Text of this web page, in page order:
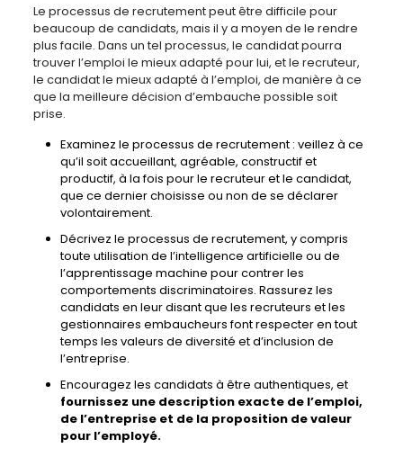
Le processus de recrutement peut être difficile pour
beaucoup de candidats, mais il y a moyen de le rendre
plus facile. Dans un tel processus, le candidat pourra
trouver l’emploi le mieux adapté pour lui, et le recruteur,
le candidat le mieux adapté à l’emploi, de manière à ce
que la meilleure décision d’embauche possible soit
prise.
Examinez le processus de recrutement : veillez à ce
qu’il soit accueillant, agréable, constructif et
productif, à la fois pour le recruteur et le candidat,
que ce dernier choisisse ou non de se déclarer
volontairement.
Décrivez le processus de recrutement, y compris
toute utilisation de l’intelligence artificielle ou de
l’apprentissage machine pour contrer les
comportements discriminatoires. Rassurez les
candidats en leur disant que les recruteurs et les
gestionnaires embaucheurs font respecter en tout
temps les valeurs de diversité et d’inclusion de
l’entreprise.
Encouragez les candidats à être authentiques, et
fournissez une description exacte de l’emploi,
de l’entreprise et de la proposition de valeur
pour l’employé.